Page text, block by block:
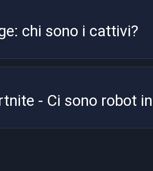
chi sono i cattivi?
- Ci sono robot